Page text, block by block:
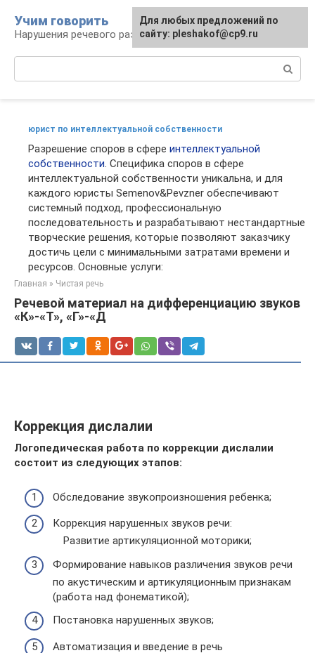
контенту
Учим говорить
Нарушения речевого развития
юрист по интеллектуальной собственности
Разрешение споров в сфере интеллектуальной
собственности. Специфика споров в сфере
интеллектуальной собственности уникальна, и для
каждого юристы Semenov&Pevzner обеспечивают
системный подход, профессиональную
последовательность и разрабатывают нестандартные
творческие решения, которые позволяют заказчику
достичь цели с минимальными затратами времени и
ресурсов. Основные услуги:
Главная » Чистая речь
Речевой материал на дифференциацию звуков
«К»-«Т», «Г»-«Д
Коррекция дислалии
Логопедическая работа по коррекции дислалии
состоит из следующих этапов:
Обследование звукопроизношения ребенка;
Коррекция нарушенных звуков речи:
Развитие артикуляционной моторики;
Формирование навыков различения звуков речи
по акустическим и артикуляционным признакам
(работа над фонематикой);
Постановка нарушенных звуков;
Автоматизация и введение в речь
Для любых предложений по
сайту: pleshakof@cp9.ru